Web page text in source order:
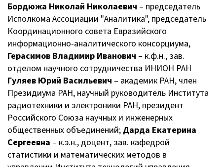
Бордюжа Николай Николаевич – председатель
Исполкома Ассоциации "Аналитика", председатель
Координационного совета Евразийского
информационно-аналитического консорциума,
Герасимов Владимир Иванович – к.ф.н., зав.
отделом научного сотрудничества ИНИОН РАН
Гуляев Юрий Васильевич – академик РАН, член
Президиума РАН, научный руководитель Института
радиотехники и электроники РАН, президент
Российского Союза научных и инженерных
общественных объединений; Дарда Екатерина
Сергеевна – к.э.н., доцент, зав. кафедрой
статистики и математических методов в